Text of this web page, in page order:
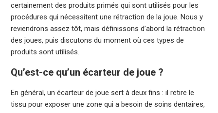
certainement des produits primés qui sont utilisés pour les
procédures qui nécessitent une rétraction de la joue. Nous y
reviendrons assez tôt, mais définissons d’abord la rétraction
des joues, puis discutons du moment où ces types de
produits sont utilisés.
Qu’est-ce qu’un écarteur de joue ?
En général, un écarteur de joue sert à deux fins : il retire le
tissu pour exposer une zone qui a besoin de soins dentaires,